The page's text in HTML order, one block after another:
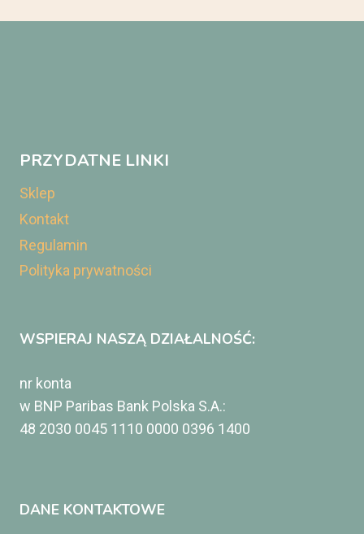
strony
PRZYDATNE LINKI
Sklep
Kontakt
Regulamin
Polityka prywatności
WSPIERAJ NASZĄ DZIAŁALNOŚĆ:
nr konta
w BNP Paribas Bank Polska S.A.:
48 2030 0045 1110 0000 0396 1400
DANE KONTAKTOWE